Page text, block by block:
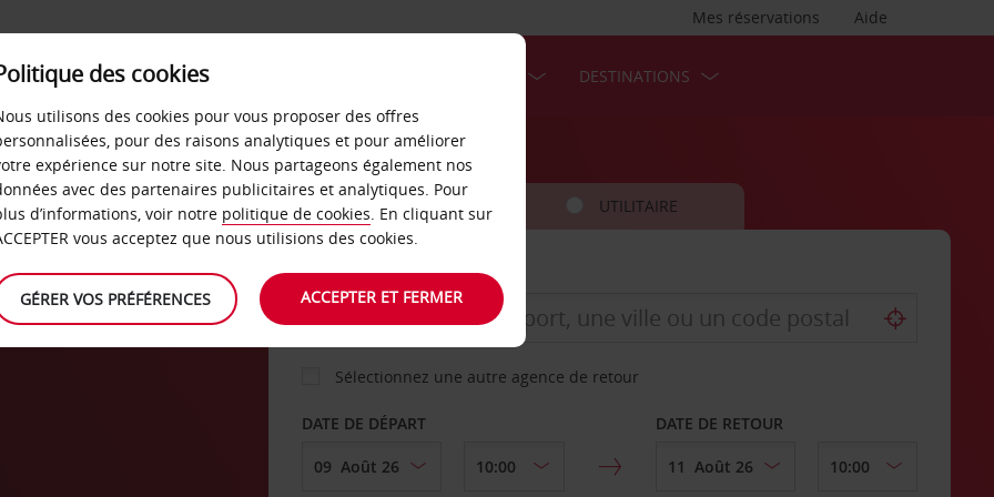
Aide
Mes réservations
LIBRE-SERVICE DESTINATIONS
VOITURE UTILITAIRE
AGENCE DE DÉPART
Sélectionnez une autre agence de retour
DATE DE DÉPART DATE DE RETOUR
des cookies
utilisons des cookies pour vous proposer des offres
pour des raisons analytiques et pour améliorer
expérience sur notre site. Nous partageons également nos
avec des partenaires publicitaires et analytiques. Pour
d’informations, voir notre politique de cookies. En cliquant sur
vous acceptez que nous utilisions des cookies.
GÉRER VOS PRÉFÉRENCES ACCEPTER ET FERMER